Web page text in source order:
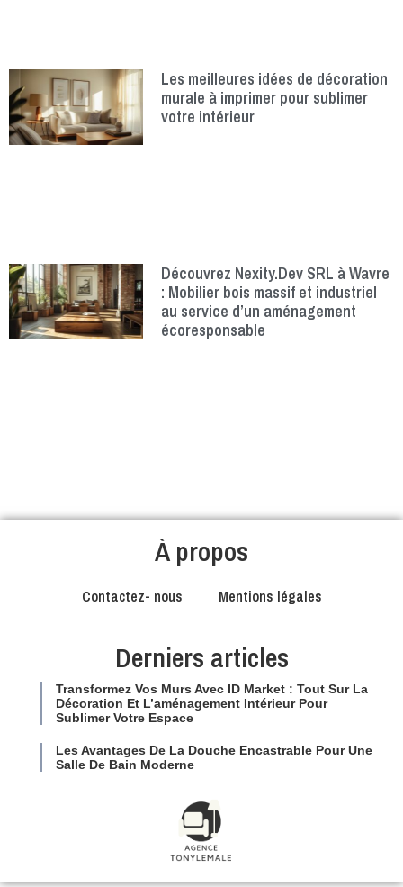
Les meilleures idées de décoration
murale à imprimer pour sublimer
votre intérieur
Découvrez Nexity.Dev SRL à Wavre
: Mobilier bois massif et industriel
au service d’un aménagement
écoresponsable
À propos
Contactez- nous Mentions légales
Derniers articles
Transformez Vos Murs Avec ID Market : Tout Sur La
Décoration Et L’aménagement Intérieur Pour
Sublimer Votre Espace
Les Avantages De La Douche Encastrable Pour Une
Salle De Bain Moderne